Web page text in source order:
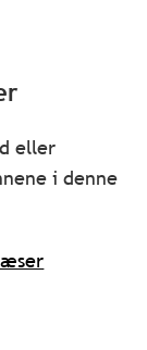
eller
i denne